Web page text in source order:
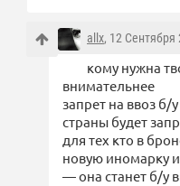
allx, 12 Сентября
кому нужна
внимательнее
запрет на ввоз б/
страны будет
для тех кто в
новую иномарку
— она станет б/у